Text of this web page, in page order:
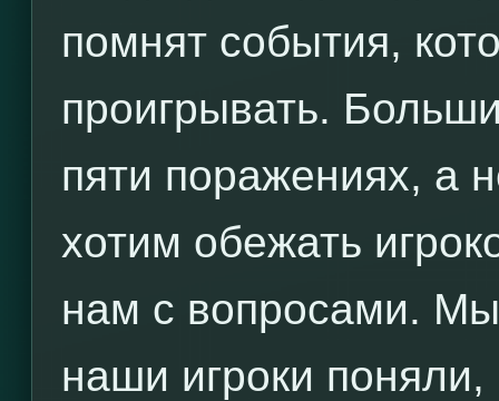
помнят события,
проигрывать.
пяти поражениях, а
хотим обежать
нам с вопросами.
наши игроки поняли,